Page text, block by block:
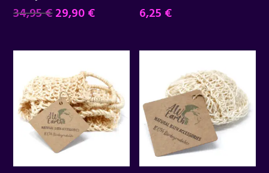
34,95€El
34,95 €.
29,90€El
29,90 €.
6,25 €